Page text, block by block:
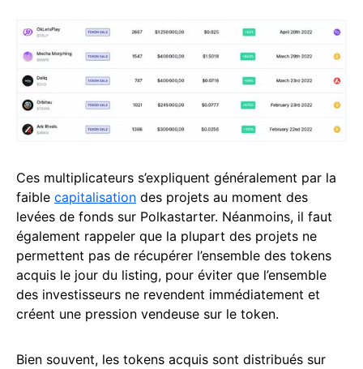
Ces multiplicateurs s’expliquent généralement par la
faible capitalisation des projets au moment des
levées de fonds sur Polkastarter. Néanmoins, il faut
également rappeler que la plupart des projets ne
permettent pas de récupérer l’ensemble des tokens
acquis le jour du listing, pour éviter que l’ensemble
des investisseurs ne revendent immédiatement et
créent une pression vendeuse sur le token.
Bien souvent, les tokens acquis sont distribués sur